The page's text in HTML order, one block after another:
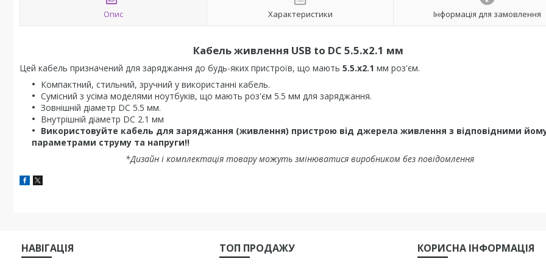
Опис Характеристики Інформація для замовлення
Кабель живлення USB to DC 5.5.x2.1 мм
Цей кабель призначений для заряджання до будь-яких пристроїв, що мають 5.5.x2.1 мм роз'єм.
Компактний, стильний, зручний у використанні кабель.
Сумісний з усіма моделями ноутбуків, що мають роз'єм 5.5 мм для заряджання.
Зовнішній діаметр DC 5.5 мм.
Внутрішній діаметр DC 2.1 мм
Використовуйте кабель для заряджання (живлення) пристрою від джерела живлення з відповідними
параметрами струму та напруги!!
*Дизайн і комплектація товару можуть змінюватися виробником без повідомлення
НАВIГАЦIЯ ТОП ПРОДАЖУ КОРИСНА IНФОРМАЦIЯ